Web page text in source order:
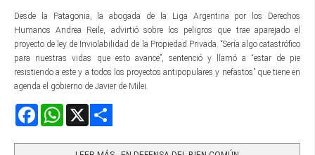
Desde la Patagonia, la abogada de la Liga Argentina por los Derechos
Humanos Andrea Reile, advirtió sobre los peligros que trae aparejado el
proyecto de ley de Inviolabilidad de la Propiedad Privada. “Sería algo catastrófico
para nuestras vidas que esto avance”, sentenció y llamó a “estar de pie
resistiendo a este y a todos los proyectos antipopulares y nefastos” que tiene en
agenda el gobierno de Javier de Milei.
FacebookWhatsApp